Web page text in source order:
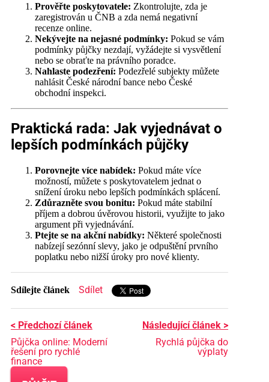
Prověřte poskytovatele: Zkontrolujte, zda je
zaregistrován u ČNB a zda nemá negativní
recenze online.
Nekývejte na nejasné podmínky: Pokud se vám
podmínky půjčky nezdají, vyžádejte si vysvětlení
nebo se obraťte na právního poradce.
Nahlaste podezření: Podezřelé subjekty můžete
nahlásit České národní bance nebo České
obchodní inspekci.
Praktická rada: Jak vyjednávat o
lepších podmínkách půjčky
Porovnejte více nabídek: Pokud máte více
možností, můžete s poskytovatelem jednat o
snížení úroku nebo lepších podmínkách splácení.
Zdůrazněte svou bonitu: Pokud máte stabilní
příjem a dobrou úvěrovou historii, využijte to jako
argument při vyjednávání.
Ptejte se na akční nabídky: Některé společnosti
nabízejí sezónní slevy, jako je odpuštění prvního
poplatku nebo nižší úroky pro nové klienty.
Sdílejte článek Sdílet
< Předchozí článek
Půjčka online: Moderní
řešení pro rychlé
finance
Následující článek >
Rychlá půjčka do
výplaty